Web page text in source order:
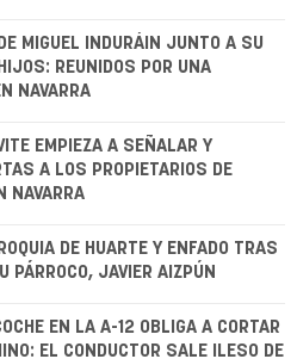
MIGUEL INDURÁIN JUNTO A SU
REUNIDOS POR UNA
NAVARRA
EMPIEZA A SEÑALAR Y
A LOS PROPIETARIOS DE
NAVARRA
DE HUARTE Y ENFADO TRAS
PÁRROCO, JAVIER AIZPÚN
EN LA A-12 OBLIGA A CORTAR
EL CONDUCTOR SALE ILESO DE